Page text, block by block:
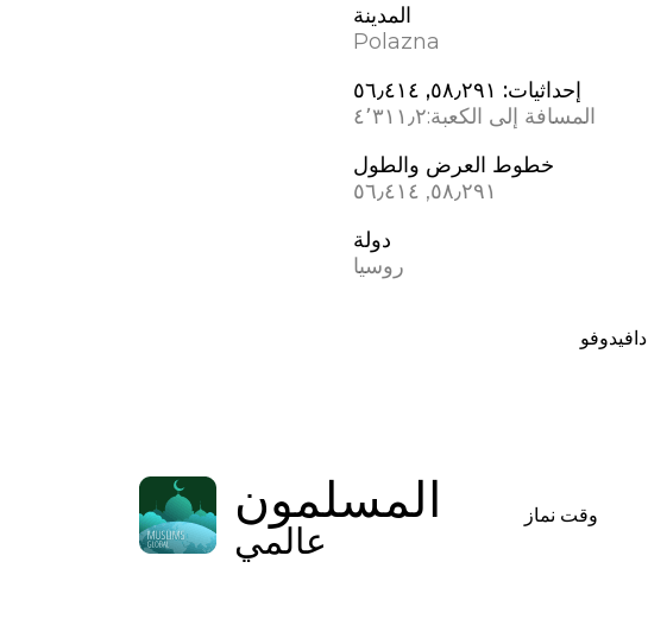
المدينة
Polazna
إحداثيات: ٥٨٫٢٩١, ٥٦٫٤١٤
المسافة إلى الكعبة:٤٬٣١١٫٢
خطوط العرض والطول
٥٨٫٢٩١, ٥٦٫٤١٤
دولة
روسيا
دافيدوفو
المسلمون
عالمي وقت نماز